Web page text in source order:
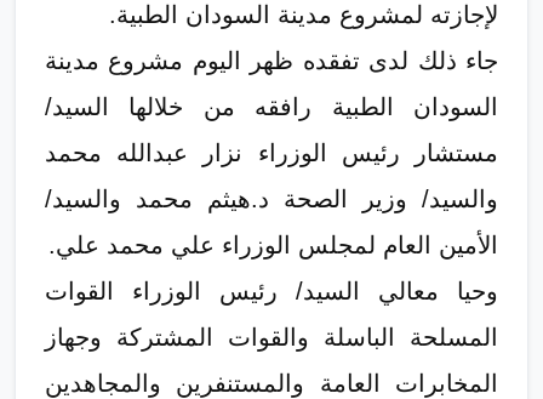
لإجازته لمشروع مدينة السودان الطبية.
جاء ذلك لدى تفقده ظهر اليوم مشروع مدينة
السودان الطبية رافقه من خلالها السيد/
مستشار رئيس الوزراء نزار عبدالله محمد
والسيد/ وزير الصحة د.هيثم محمد والسيد/
الأمين العام لمجلس الوزراء علي محمد علي.
وحيا معالي السيد/ رئيس الوزراء القوات
المسلحة الباسلة والقوات المشتركة وجهاز
المخابرات العامة والمستنفرين والمجاهدين